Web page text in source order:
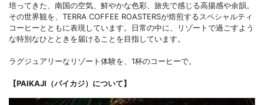
培ってきた、南国の空気、鮮やかな色彩、旅先で感じる高揚感や余韻。
その世界観を、TERRA COFFEE ROASTERSが焙煎するスペシャルティ
コーヒーとともに表現しています。日常の中に、リゾートで過ごすよう
な特別なひとときを届けることを目指しています。
ラグジュアリーなリゾート体験を、1杯のコーヒーで。
【PAIKAJI（パイカジ）について】